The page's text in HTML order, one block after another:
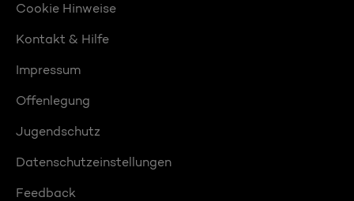
Cookie Hinweise
Kontakt & Hilfe
Impressum
Offenlegung
Jugendschutz
Datenschutzeinstellungen
Feedback